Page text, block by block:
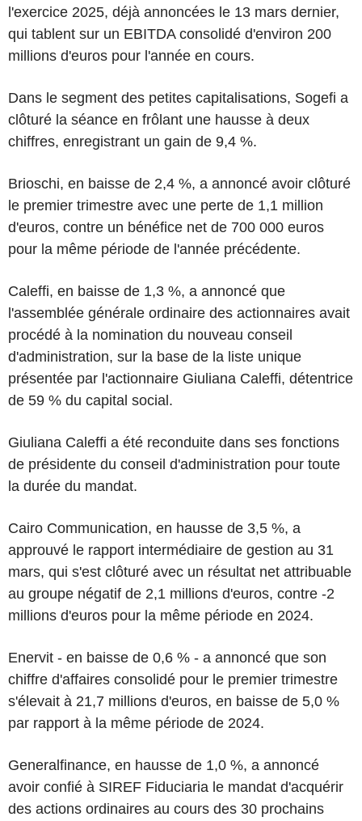
l'exercice 2025, déjà annoncées le 13 mars dernier,
qui tablent sur un EBITDA consolidé d'environ 200
millions d'euros pour l'année en cours.
Dans le segment des petites capitalisations, Sogefi a
clôturé la séance en frôlant une hausse à deux
chiffres, enregistrant un gain de 9,4 %.
Brioschi, en baisse de 2,4 %, a annoncé avoir clôturé
le premier trimestre avec une perte de 1,1 million
d'euros, contre un bénéfice net de 700 000 euros
pour la même période de l'année précédente.
Caleffi, en baisse de 1,3 %, a annoncé que
l'assemblée générale ordinaire des actionnaires avait
procédé à la nomination du nouveau conseil
d'administration, sur la base de la liste unique
présentée par l'actionnaire Giuliana Caleffi, détentrice
de 59 % du capital social.
Giuliana Caleffi a été reconduite dans ses fonctions
de présidente du conseil d'administration pour toute
la durée du mandat.
Cairo Communication, en hausse de 3,5 %, a
approuvé le rapport intermédiaire de gestion au 31
mars, qui s'est clôturé avec un résultat net attribuable
au groupe négatif de 2,1 millions d'euros, contre -2
millions d'euros pour la même période en 2024.
Enervit - en baisse de 0,6 % - a annoncé que son
chiffre d'affaires consolidé pour le premier trimestre
s'élevait à 21,7 millions d'euros, en baisse de 5,0 %
par rapport à la même période de 2024.
Generalfinance, en hausse de 1,0 %, a annoncé
avoir confié à SIREF Fiduciaria le mandat d'acquérir
des actions ordinaires au cours des 30 prochains